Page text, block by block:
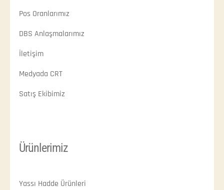
Pos Oranlarımız
DBS Anlaşmalarımız
İletişim
Medyada CRT
Satış Ekibimiz
Ürünlerimiz
Yassı Hadde Ürünleri